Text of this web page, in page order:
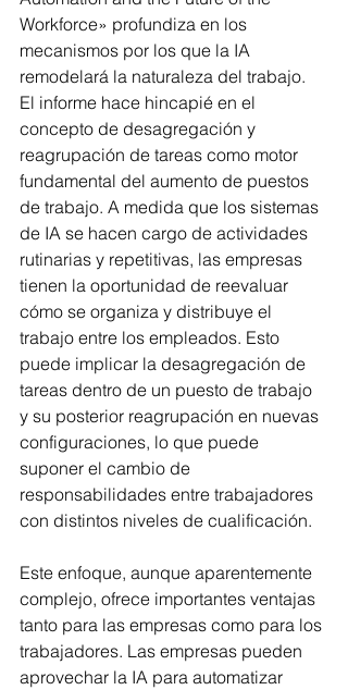
Workforce» profundiza en los
mecanismos por los que la IA
remodelará la naturaleza del trabajo.
El informe hace hincapié en el
concepto de desagregación y
reagrupación de tareas como motor
fundamental del aumento de puestos
de trabajo. A medida que los sistemas
de IA se hacen cargo de actividades
rutinarias y repetitivas, las empresas
tienen la oportunidad de reevaluar
cómo se organiza y distribuye el
trabajo entre los empleados. Esto
puede implicar la desagregación de
tareas dentro de un puesto de trabajo
y su posterior reagrupación en nuevas
configuraciones, lo que puede
suponer el cambio de
responsabilidades entre trabajadores
con distintos niveles de cualificación.
Este enfoque, aunque aparentemente
complejo, ofrece importantes ventajas
tanto para las empresas como para los
trabajadores. Las empresas pueden
aprovechar la IA para automatizar